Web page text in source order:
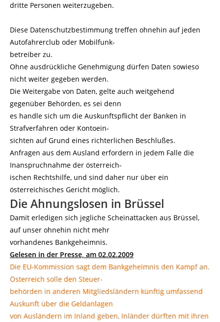
dritte Personen weiterzugeben.
Diese Datenschutzbestimmung treffen ohnehin auf jeden
Autofahrerclub oder Mobilfunk-
betreiber zu.
Ohne ausdrückliche Genehmigung dürfen Daten sowieso
nicht weiter gegeben werden.
Die Weitergabe von Daten, gelte auch weitgehend
gegenüber Behörden, es sei denn
es handle sich um die Auskunftspflicht der Banken in
Strafverfahren oder Kontoein-
sichten auf Grund eines richterlichen Beschlußes.
Anfragen aus dem Ausland erfordern in jedem Falle die
Inanspruchnahme der österreich-
ischen Rechtshilfe, und sind daher nur über ein
österreichisches Gericht möglich.
Die Ahnungslosen in Brüssel
Damit erledigen sich jegliche Scheinattacken aus Brüssel,
auf unser ohnehin nicht mehr
vorhandenes Bankgeheimnis.
Gelesen in der Presse, am 02.02.2009
Die EU-Kommission sagt dem Bankgeheimnis den Kampf an.
Österreich solle den Steuer-
behörden in anderen Mitgliedsländern künftig umfassend
Auskunft über die Geldanlagen
von Ausländern im Inland geben, Inländer dürften mit ihren